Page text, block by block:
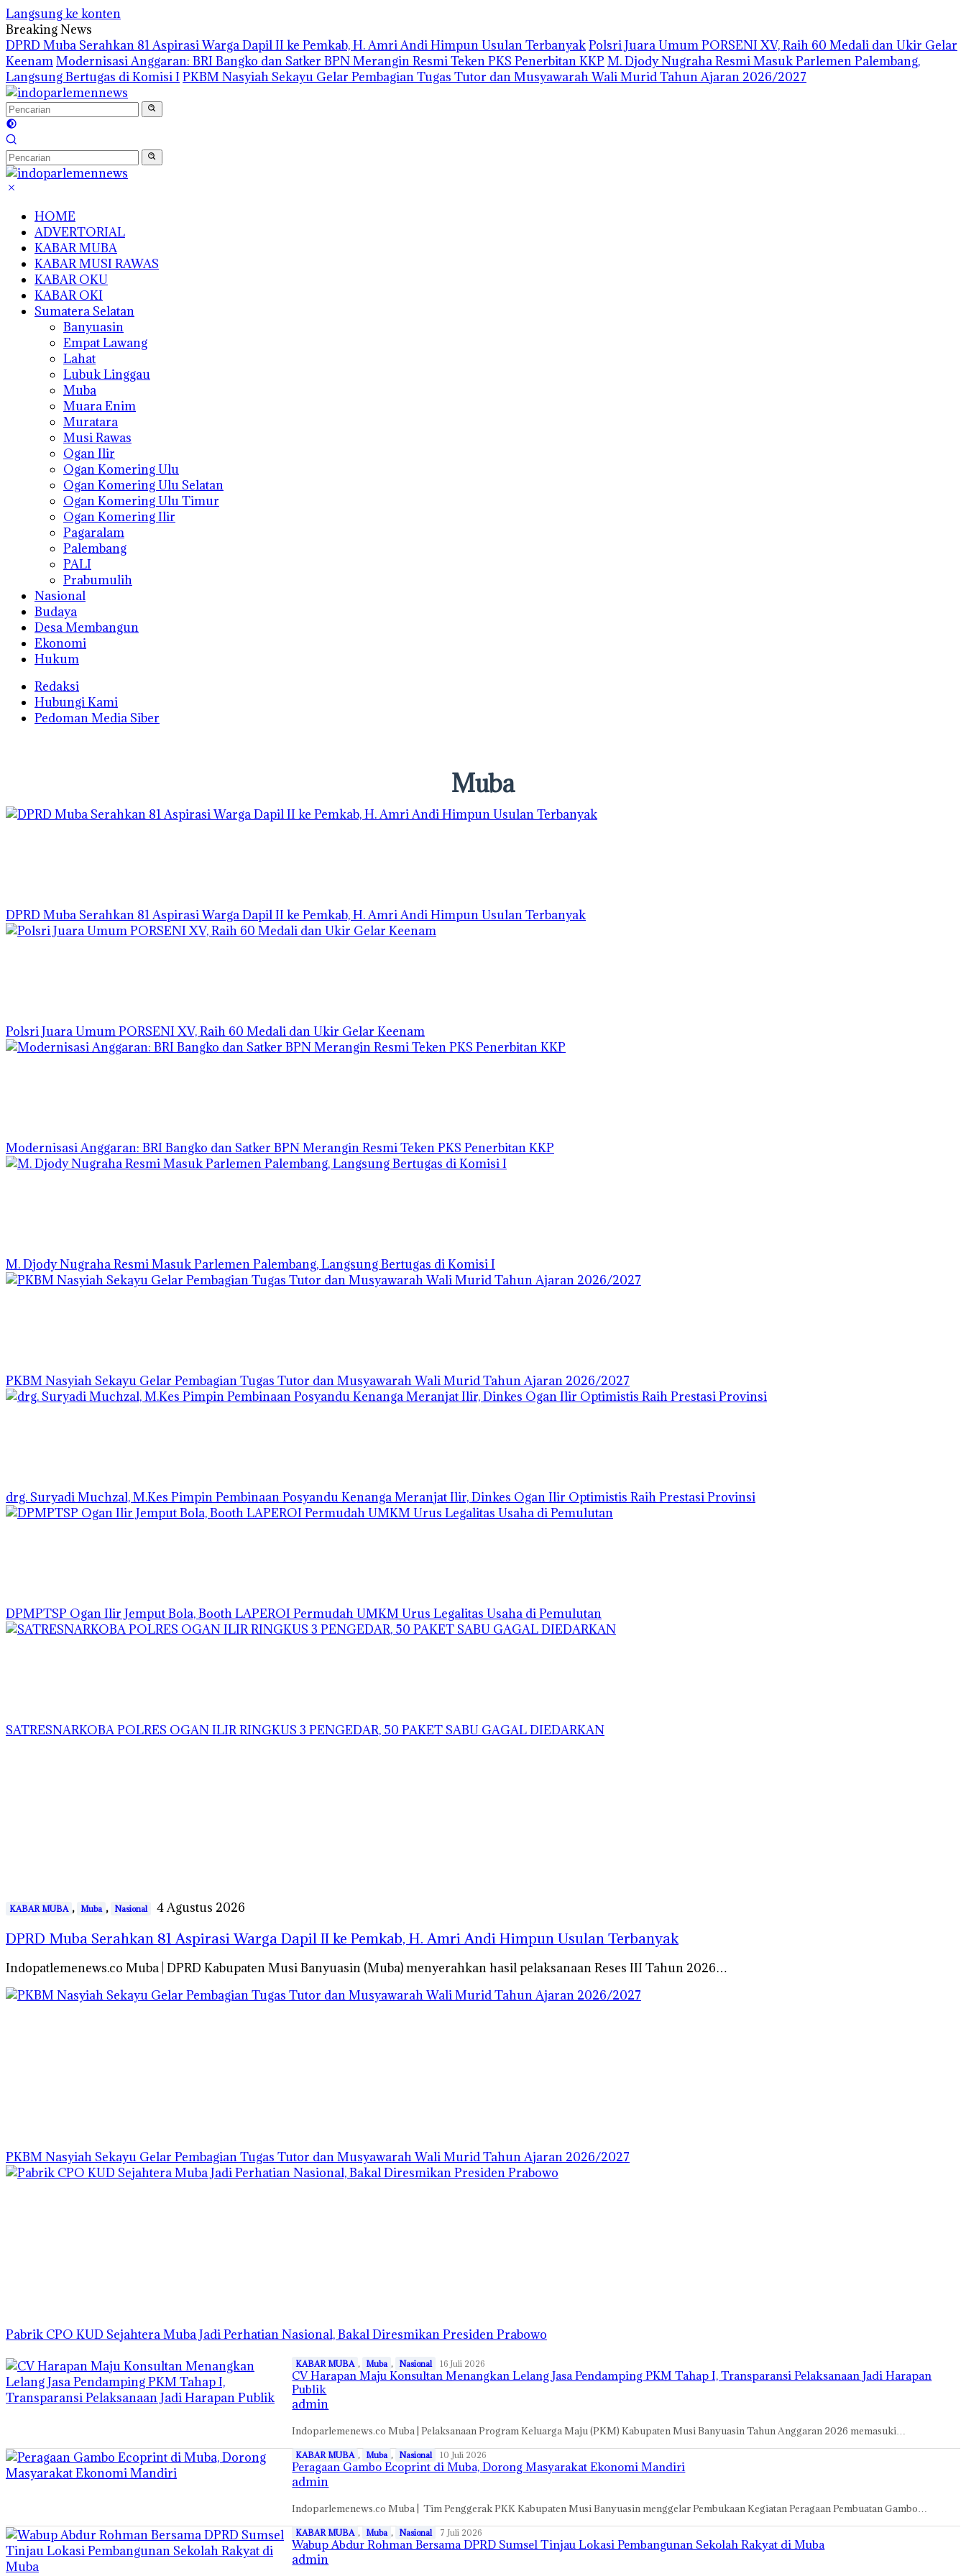
Langsung ke konten
Breaking News
DPRD Muba Serahkan 81 Aspirasi Warga Dapil II ke Pemkab, H. Amri Andi Himpun Usulan TerbanyakPolsri Juara Umum PORSENI XV, Raih 60 Medali dan Ukir Gelar
KeenamModernisasi Anggaran: BRI Bangko dan Satker BPN Merangin Resmi Teken PKS Penerbitan KKP M. Djody Nugraha Resmi Masuk Parlemen Palembang,
Langsung Bertugas di Komisi I PKBM Nasyiah Sekayu Gelar Pembagian Tugas Tutor dan Musyawarah Wali Murid Tahun Ajaran 2026/2027
HOME
ADVERTORIAL
KABAR MUBA
KABAR MUSI RAWAS
KABAR OKU
KABAR OKI
Sumatera Selatan
Banyuasin
Empat Lawang
Lahat
Lubuk Linggau
Muba
Muara Enim
Muratara
Musi Rawas
Ogan Ilir
Ogan Komering Ulu
Ogan Komering Ulu Selatan
Ogan Komering Ulu Timur
Ogan Komering Ilir
Pagaralam
Palembang
PALI
Prabumulih
Nasional
Budaya
Desa Membangun
Ekonomi
Hukum
Redaksi
Hubungi Kami
Pedoman Media Siber
Muba
DPRD Muba Serahkan 81 Aspirasi Warga Dapil II ke Pemkab, H. Amri Andi Himpun Usulan Terbanyak
Polsri Juara Umum PORSENI XV, Raih 60 Medali dan Ukir Gelar Keenam
Modernisasi Anggaran: BRI Bangko dan Satker BPN Merangin Resmi Teken PKS Penerbitan KKP
M. Djody Nugraha Resmi Masuk Parlemen Palembang, Langsung Bertugas di Komisi I
PKBM Nasyiah Sekayu Gelar Pembagian Tugas Tutor dan Musyawarah Wali Murid Tahun Ajaran 2026/2027
drg. Suryadi Muchzal, M.Kes Pimpin Pembinaan Posyandu Kenanga Meranjat Ilir, Dinkes Ogan Ilir Optimistis Raih Prestasi Provinsi
DPMPTSP Ogan Ilir Jemput Bola, Booth LAPEROI Permudah UMKM Urus Legalitas Usaha di Pemulutan
SATRESNARKOBA POLRES OGAN ILIR RINGKUS 3 PENGEDAR, 50 PAKET SABU GAGAL DIEDARKAN
KABAR MUBA , Muba , Nasional 4 Agustus 2026
DPRD Muba Serahkan 81 Aspirasi Warga Dapil II ke Pemkab, H. Amri Andi Himpun Usulan Terbanyak
Indopatlemenews.co Muba | DPRD Kabupaten Musi Banyuasin (Muba) menyerahkan hasil pelaksanaan Reses III Tahun 2026…
PKBM Nasyiah Sekayu Gelar Pembagian Tugas Tutor dan Musyawarah Wali Murid Tahun Ajaran 2026/2027
Pabrik CPO KUD Sejahtera Muba Jadi Perhatian Nasional, Bakal Diresmikan Presiden Prabowo
KABAR MUBA , Muba , Nasional 16 Juli 2026
CV Harapan Maju Konsultan Menangkan Lelang Jasa Pendamping PKM Tahap I, Transparansi Pelaksanaan Jadi Harapan
Publik
admin
Indoparlemenews.co Muba | Pelaksanaan Program Keluarga Maju (PKM) Kabupaten Musi Banyuasin Tahun Anggaran 2026 memasuki…
KABAR MUBA , Muba , Nasional 10 Juli 2026
Peragaan Gambo Ecoprint di Muba, Dorong Masyarakat Ekonomi Mandiri
admin
Indoparlemenews.co Muba | Tim Penggerak PKK Kabupaten Musi Banyuasin menggelar Pembukaan Kegiatan Peragaan Pembuatan Gambo…
KABAR MUBA , Muba , Nasional 7 Juli 2026
Wabup Abdur Rohman Bersama DPRD Sumsel Tinjau Lokasi Pembangunan Sekolah Rakyat di Muba
admin